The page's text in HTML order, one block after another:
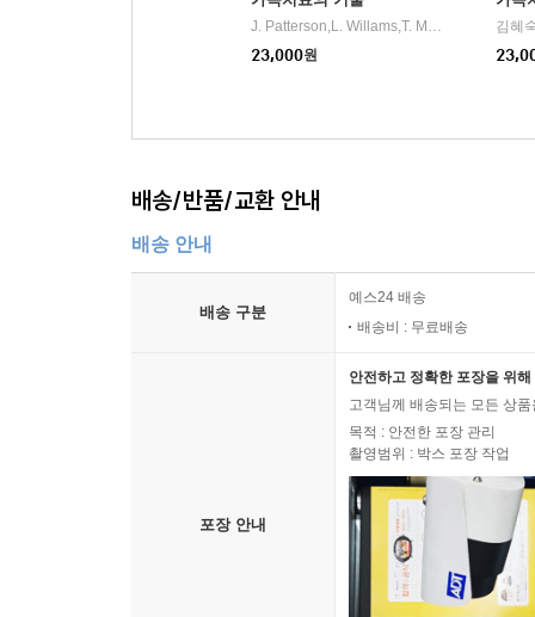
2. 십 대의 문제 행동, 그 이면의 진짜 이유는 무엇
4. 십 대의 위험 행동 지도를 위한 부모 역할 열 가지
5. 또래의 유혹을 거절하는 ‘주장적 자기 표현’ 기술
6. 자녀에게 성교육은 필수
2. 왜 ‘미디어 사용 규칙’이 필요한가
3. 디지털 시대 부모 역할: 감시자가 아닌 ‘디지털 코
4. 함께 만드는 약속, 함께 자라는 디지털 사용 습관
5. 연령별 가이드라인과 가족 미디어 사용 규칙 만
6. 미디어 사용 규칙이 없는 가정의 어려움
J. Patterson,L. Willams,T. M. Edwards,L. Chamow,C. Grauf-Grounds 공저/김유숙,박주은,천희선,이현숙 공역
23,000원
김혜
배송/반품/교환 안내
배송 안내
배송 구분
예스24 배송
배송비 : 무료배송
포장 안내
안전하고 정확한 포장을 위
고객님께 배송되는 모든 상
목적 : 안전한 포장 관리
촬영범위 : 박스 포장 작업